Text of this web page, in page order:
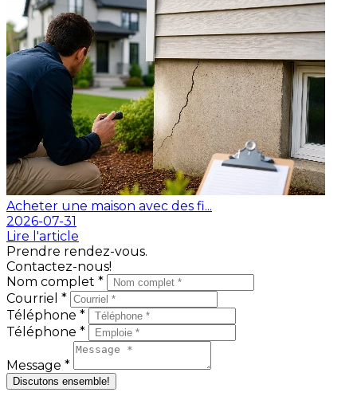
Acheter une maison avec des fi...
2026-07-31
Lire l'article
Prendre rendez-vous.
Contactez-nous!
Nom complet *
Courriel *
Téléphone *
Téléphone *
Message *
Discutons ensemble!